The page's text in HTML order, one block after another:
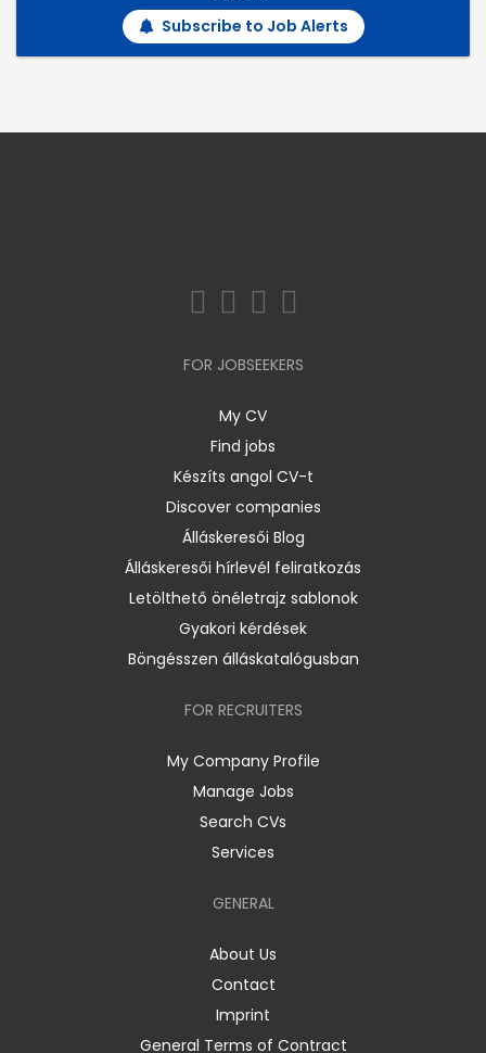
Subscribe to Job Alerts
FOR JOBSEEKERS
My CV
Find jobs
Készíts angol CV-t
Discover companies
Álláskeresői Blog
Álláskeresői hírlevél feliratkozás
Letölthető önéletrajz sablonok
Gyakori kérdések
Böngésszen álláskatalógusban
FOR RECRUITERS
My Company Profile
Manage Jobs
Search CVs
Services
GENERAL
About Us
Contact
Imprint
General Terms of Contract